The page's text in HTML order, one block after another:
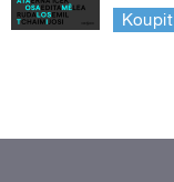
Koupit